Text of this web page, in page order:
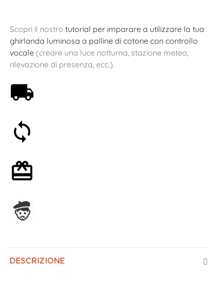
Scopri il nostro tutorial per imparare a utilizzare la tua
ghirlanda luminosa a palline di cotone con controllo
vocale (creare una luce notturna, stazione meteo,
rilevazione di presenza, ecc.).
DESCRIZIONE